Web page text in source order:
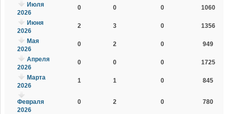
Июля
2026
0 0 0 1060
Июня
2026
2 3 0 1356
Мая
2026
0 2 0 949
Апреля
2026
0 0 0 1725
Марта
2026
1 1 0 845
Февраля
2026
0 2 0 780